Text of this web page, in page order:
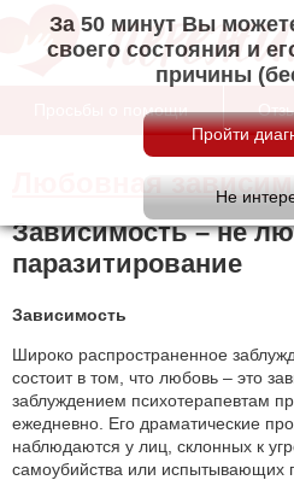
За 50 минут Вы
своего состояния и
причины
Просьбы о помощи
Любовная
Зависимость – не
паразитирование
Зависимость
Широко распространенное
состоит в том, что любовь – это
заблуждением психотерапевтам
ежедневно. Его драматические
наблюдаются у лиц, склонных к
самоубийства или испытывающих